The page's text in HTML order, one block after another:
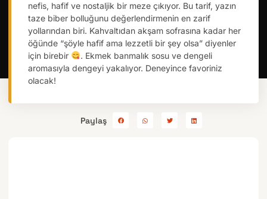
nefis, hafif ve nostaljik bir meze çıkıyor. Bu tarif, yazın
taze biber bolluğunu değerlendirmenin en zarif
yollarından biri. Kahvaltıdan akşam sofrasına kadar her
öğünde “şöyle hafif ama lezzetli bir şey olsa” diyenler
için birebir
. Ekmek banmalık sosu ve dengeli
aromasıyla dengeyi yakalıyor. Deneyince favoriniz
olacak!
Paylaş